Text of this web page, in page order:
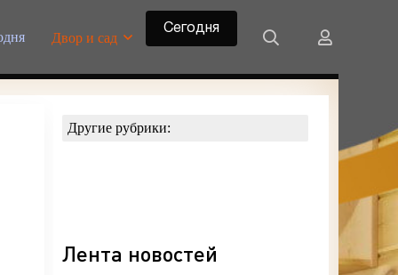
Двор и сад
Сегодня
Другие рубрики:
Лента новостей